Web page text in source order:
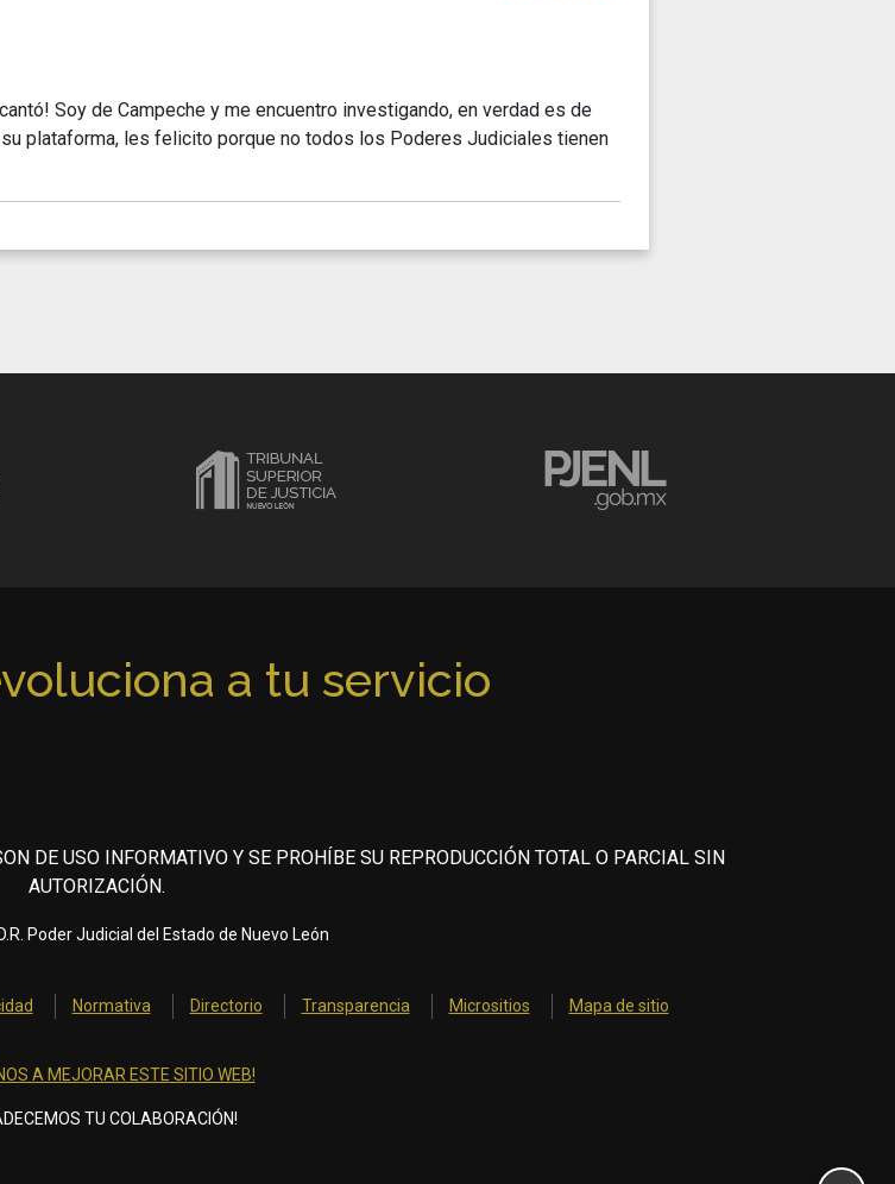
Soy de Campeche y me encuentro investigando, en verdad es de
plataforma, les felicito porque no todos los Poderes Judiciales tienen
a tu servicio
DE USO INFORMATIVO Y SE PROHÍBE SU REPRODUCCIÓN TOTAL O PARCIAL SIN
AUTORIZACIÓN.
Poder Judicial del Estado de Nuevo León
Normativa Directorio Transparencia Micrositios Mapa de sitio
A MEJORAR ESTE SITIO WEB!
TU COLABORACIÓN!